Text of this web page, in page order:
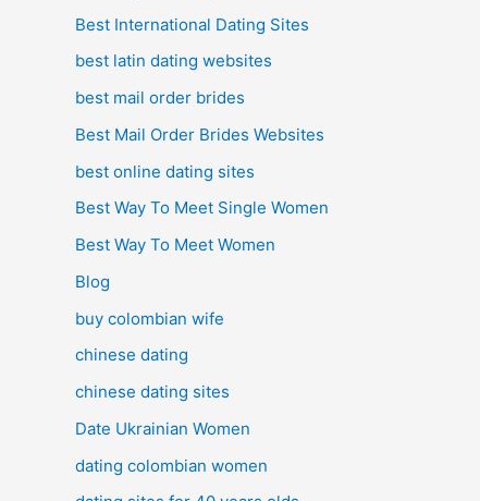
Best International Dating Sites
best latin dating websites
best mail order brides
Best Mail Order Brides Websites
best online dating sites
Best Way To Meet Single Women
Best Way To Meet Women
Blog
buy colombian wife
chinese dating
chinese dating sites
Date Ukrainian Women
dating colombian women